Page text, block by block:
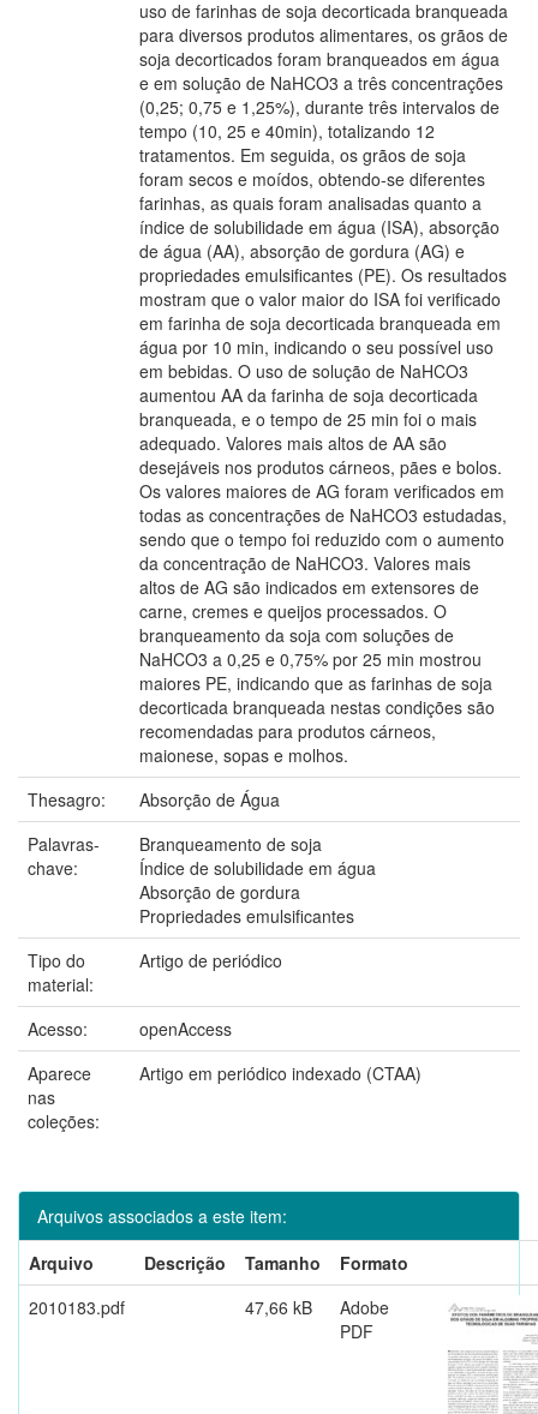
uso de farinhas de soja decorticada branqueada
para diversos produtos alimentares, os grãos de
soja decorticados foram branqueados em água
e em solução de NaHCO3 a três concentrações
(0,25; 0,75 e 1,25%), durante três intervalos de
tempo (10, 25 e 40min), totalizando 12
tratamentos. Em seguida, os grãos de soja
foram secos e moídos, obtendo-se diferentes
farinhas, as quais foram analisadas quanto a
índice de solubilidade em água (ISA), absorção
de água (AA), absorção de gordura (AG) e
propriedades emulsificantes (PE). Os resultados
mostram que o valor maior do ISA foi verificado
em farinha de soja decorticada branqueada em
água por 10 min, indicando o seu possível uso
em bebidas. O uso de solução de NaHCO3
aumentou AA da farinha de soja decorticada
branqueada, e o tempo de 25 min foi o mais
adequado. Valores mais altos de AA são
desejáveis nos produtos cárneos, pães e bolos.
Os valores maiores de AG foram verificados em
todas as concentrações de NaHCO3 estudadas,
sendo que o tempo foi reduzido com o aumento
da concentração de NaHCO3. Valores mais
altos de AG são indicados em extensores de
carne, cremes e queijos processados. O
branqueamento da soja com soluções de
NaHCO3 a 0,25 e 0,75% por 25 min mostrou
maiores PE, indicando que as farinhas de soja
decorticada branqueada nestas condições são
recomendadas para produtos cárneos,
maionese, sopas e molhos.
Thesagro:
Absorção de Água
Palavras-
chave:
Branqueamento de soja
Índice de solubilidade em água
Absorção de gordura
Propriedades emulsificantes
Tipo do
material:
Artigo de periódico
Acesso:
openAccess
Aparece
nas
coleções:
Artigo em periódico indexado (CTAA)
Arquivos associados a este item:
Arquivo
Descrição Tamanho
Formato
2010183.pdf
47,66 kB
Adobe
PDF